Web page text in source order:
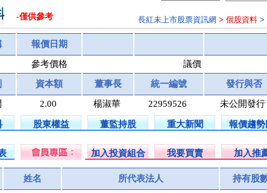
-僅供參考 長紅未上市股票資訊網 > 個股資料 >
報價日期
參考價格 議價
資本額 董事長 統一編號 發行與否
2.00 楊淑華 22959526 未公開發行
股東權益 董監持股 重大新聞 報價趨勢
加入投資組合 我要買賣 加入推
姓名 所代表法人 持有股